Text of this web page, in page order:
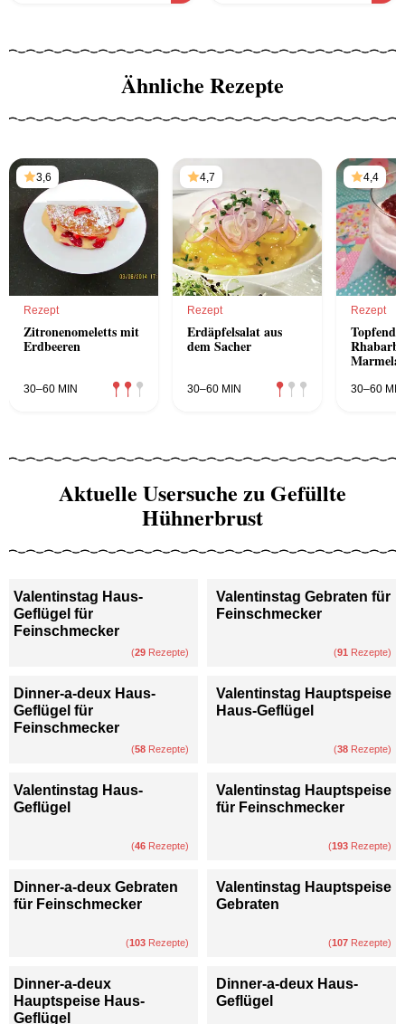
Ähnliche Rezepte
3,6
Rezept
Zitronenomeletts mit
Erdbeeren
30–60 MIN
4,7
Rezept
Erdäpfelsalat aus
dem Sacher
30–60 MIN
4,4
Rezept
30–60 MIN
Aktuelle Usersuche zu Gefüllte
Hühnerbrust
Valentinstag Haus-
Geflügel für
Feinschmecker
(29 Rezepte)
Valentinstag Gebraten für
Feinschmecker
(91 Rezepte)
Dinner-a-deux Haus-
Geflügel für
Feinschmecker
(58 Rezepte)
Valentinstag Hauptspeise
Haus-Geflügel
(38 Rezepte)
Valentinstag Haus-
Geflügel
(46 Rezepte)
Valentinstag Hauptspeise
für Feinschmecker
(193 Rezepte)
Dinner-a-deux Gebraten
für Feinschmecker
(103 Rezepte)
Valentinstag Hauptspeise
Gebraten
(107 Rezepte)
Dinner-a-deux
Hauptspeise Haus-
Geflügel
Dinner-a-deux Haus-
Geflügel